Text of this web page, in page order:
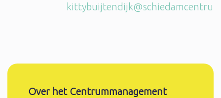
Over het Centrummanagement